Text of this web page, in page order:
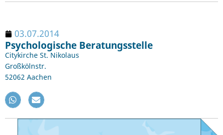
03.07.2014
Psychologische Beratungsstelle
Citykirche St. Nikolaus
Großkölnstr.
52062 Aachen